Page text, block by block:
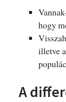
hogy
illetve
A